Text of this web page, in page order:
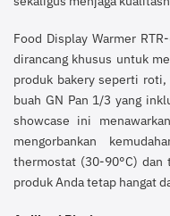
Food Display Warmer
dirancang khusus untuk
produk bakery seperti
buah GN Pan 1/3 yang
showcase ini
mengorbankan
thermostat (30-90°C) dan
produk Anda tetap hangat